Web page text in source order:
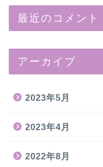
最近のコメント
アーカイブ
2023年5月
2023年4月
2022年8月